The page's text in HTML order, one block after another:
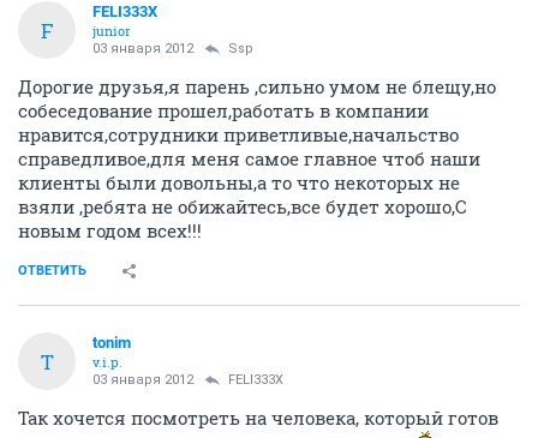
F
FELI333X
junior
03 января 2012 Ssp
Дорогие друзья,я парень ,сильно умом не блещу,но
собеседование прошел,работать в компании
нравится,сотрудники приветливые,начальство
справедливое,для меня самое главное чтоб наши
клиенты были довольны,а то что некоторых не
взяли ,ребята не обижайтесь,все будет хорошо,С
новым годом всех!!!
ОТВЕТИТЬ
T
tonim
v.i.p.
03 января 2012 FELI333X
Так хочется посмотреть на человека, который готов